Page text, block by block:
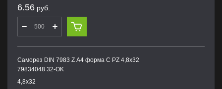
6.56 руб.
Саморез DIN 7983 Z А4 форма С PZ 4,8х32
79834048 32-OK
4,8х32